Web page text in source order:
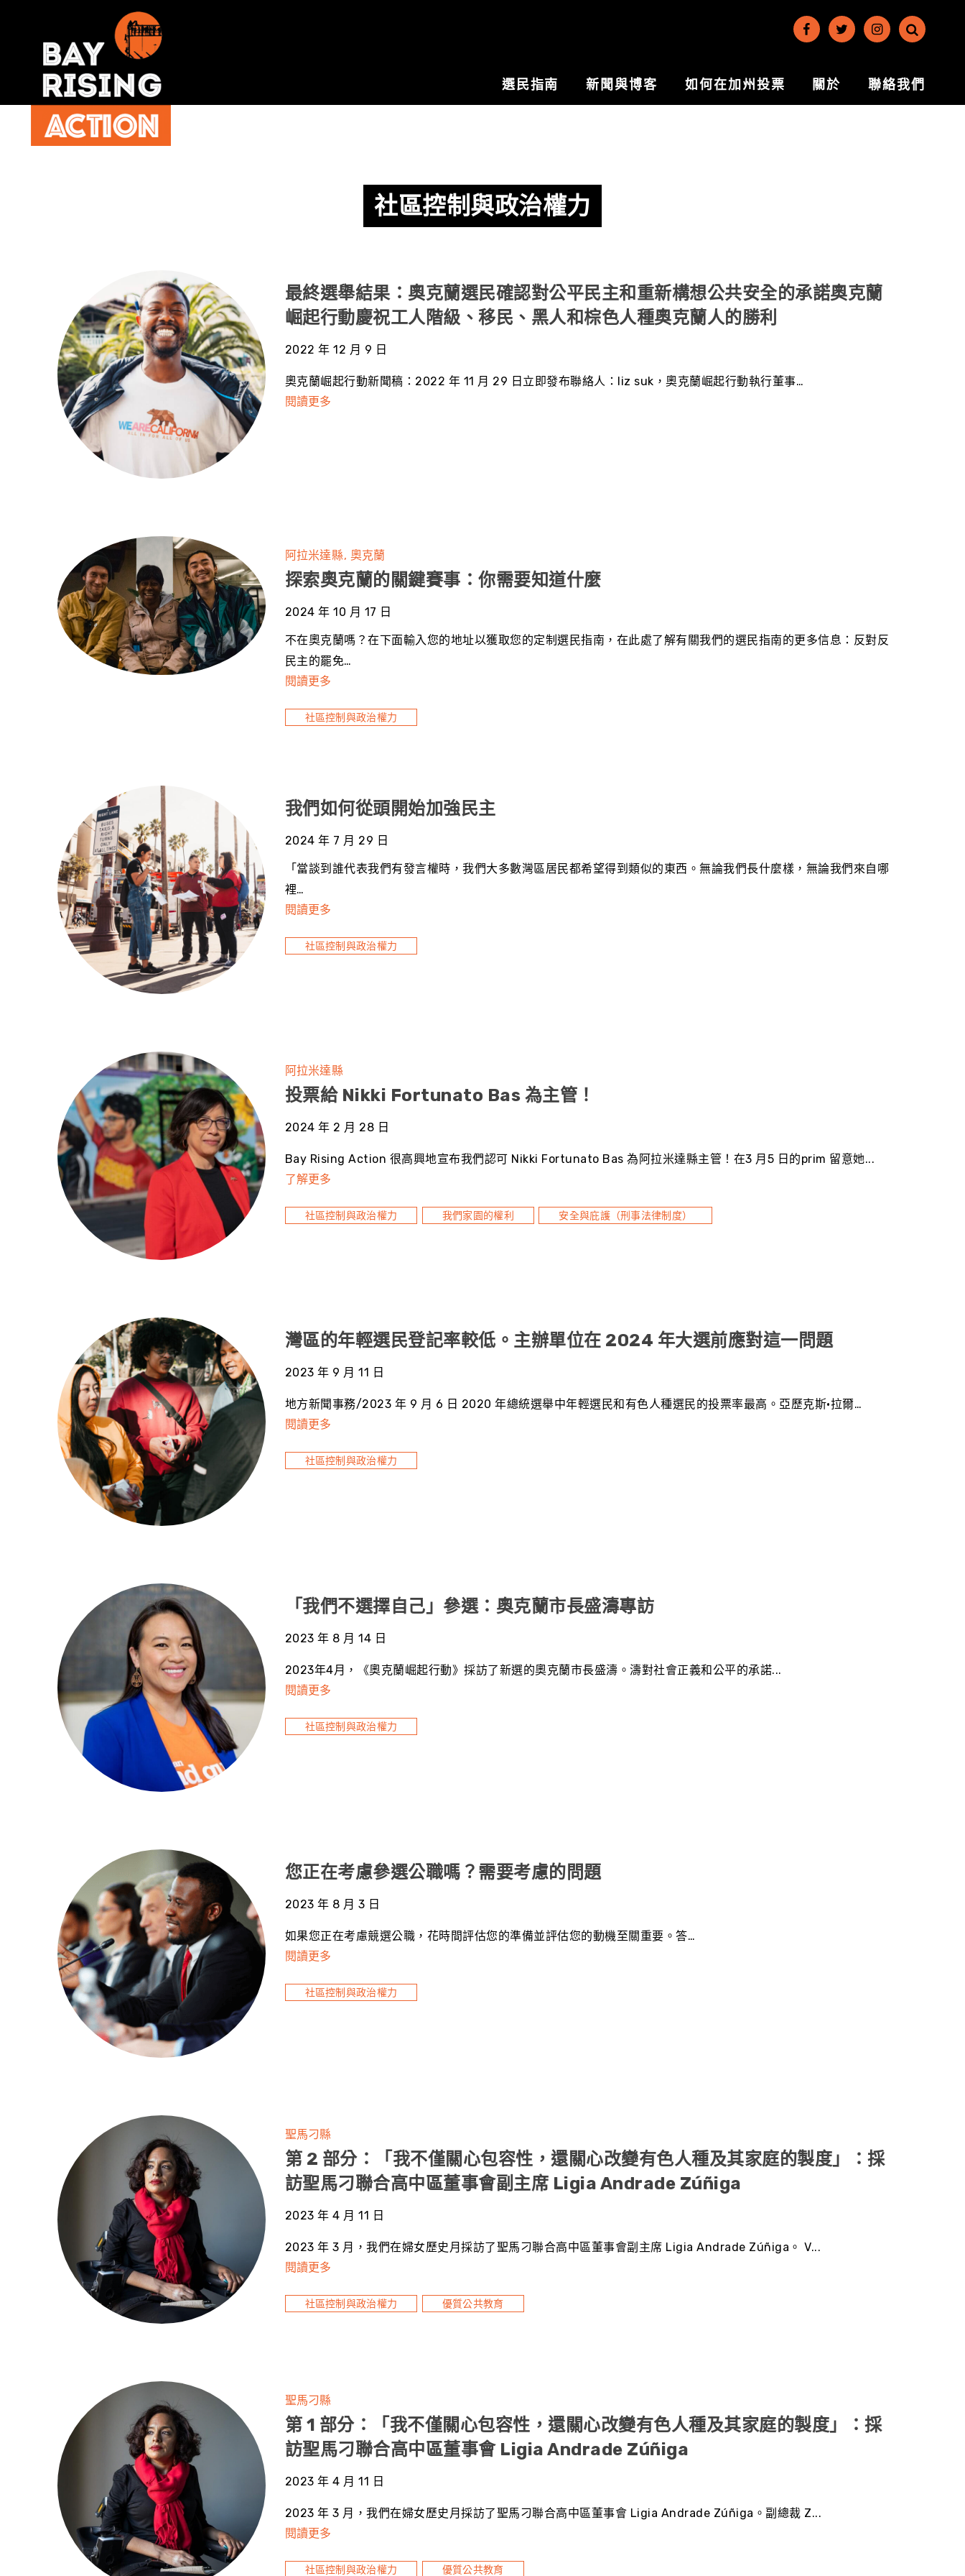
選民指南 新聞與博客 如何在加州投票 關於 聯絡我們
社區控制與政治權力
最終選舉結果：奧克蘭選民確認對公平民主和重新構想公共安全的承諾奧克蘭
崛起行動慶祝工人階級、移民、黑人和棕色人種奧克蘭人的勝利
2022 年 12 月 9 日
奧克蘭崛起行動新聞稿：2022 年 11 月 29 日立即發布聯絡人：liz suk，奧克蘭崛起行動執行董事…
閱讀更多
阿拉米達縣 奧克蘭
探索奧克蘭的關鍵賽事：你需要知道什麼
2024 年 10 月 17 日
不在奧克蘭嗎？在下面輸入您的地址以獲取您的定制選民指南，在此處了解有關我們的選民指南的更多信息：反對反
民主的罷免…
閱讀更多
社區控制與政治權力
我們如何從頭開始加強民主
2024 年 7 月 29 日
「當談到誰代表我們有發言權時，我們大多數灣區居民都希望得到類似的東西。無論我們長什麼樣，無論我們來自哪
裡…
閱讀更多
社區控制與政治權力
阿拉米達縣
投票給 Nikki Fortunato Bas 為主管！
2024 年 2 月 28 日
Bay Rising Action 很高興地宣布我們認可 Nikki Fortunato Bas 為阿拉米達縣主管！在3 月5 日的prim 留意她...
了解更多
社區控制與政治權力 我們家園的權利 安全與庇護（刑事法律制度）
灣區的年輕選民登記率較低。主辦單位在 2024 年大選前應對這一問題
2023 年 9 月 11 日
地方新聞事務/2023 年 9 月 6 日 2020 年總統選舉中年輕選民和有色人種選民的投票率最高。亞歷克斯·拉爾…
閱讀更多
社區控制與政治權力
「我們不選擇自己」參選：奧克蘭市長盛濤專訪
2023 年 8 月 14 日
2023年4月，《奧克蘭崛起行動》採訪了新選的奧克蘭市長盛濤。濤對社會正義和公平的承諾...
閱讀更多
社區控制與政治權力
您正在考慮參選公職嗎？需要考慮的問題
2023 年 8 月 3 日
如果您正在考慮競選公職，花時間評估您的準備並評估您的動機至關重要。答…
閱讀更多
社區控制與政治權力
聖馬刁縣
第 2 部分：「我不僅關心包容性，還關心改變有色人種及其家庭的製度」：採
訪聖馬刁聯合高中區董事會副主席 Ligia Andrade Zúñiga
2023 年 4 月 11 日
2023 年 3 月，我們在婦女歷史月採訪了聖馬刁聯合高中區董事會副主席 Ligia Andrade Zúñiga。 V...
閱讀更多
社區控制與政治權力 優質公共教育
聖馬刁縣
第 1 部分：「我不僅關心包容性，還關心改變有色人種及其家庭的製度」：採
訪聖馬刁聯合高中區董事會 Ligia Andrade Zúñiga
2023 年 4 月 11 日
2023 年 3 月，我們在婦女歷史月採訪了聖馬刁聯合高中區董事會 Ligia Andrade Zúñiga。副總裁 Z...
閱讀更多
社區控制與政治權力 優質公共教育